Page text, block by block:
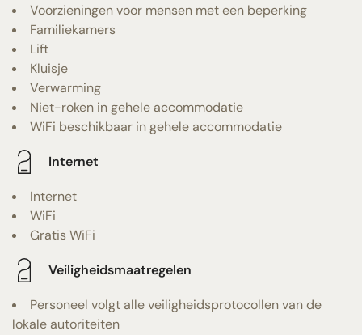
Voorzieningen voor mensen met een beperking
Familiekamers
Lift
Kluisje
Verwarming
Niet-roken in gehele accommodatie
WiFi beschikbaar in gehele accommodatie
Internet
Internet
WiFi
Gratis WiFi
Veiligheidsmaatregelen
Personeel volgt alle veiligheidsprotocollen van de
lokale autoriteiten